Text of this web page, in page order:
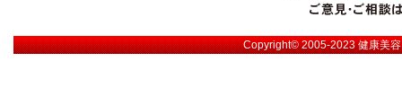
Copyright© 2005-2023健康美